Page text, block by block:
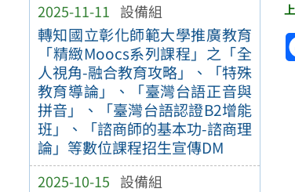
2025-11-11 設備組
轉知國立彰化師範大學推廣教育
「精緻Moocs系列課程」之「全
人視角-融合教育攻略」、「特殊
教育導論」、「臺灣台語正音與
拼音」、「臺灣台語認證B2增能
班」、「諮商師的基本功-諮商理
論」等數位課程招生宣傳DM
2025-10-15 設備組